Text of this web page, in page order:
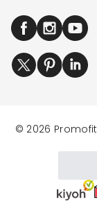
© 2026 Promofit